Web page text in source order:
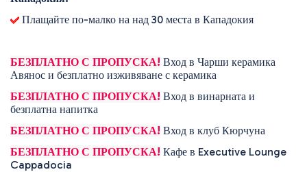
Плащайте по-малко на над 30 места в Кападокия
БЕЗПЛАТНО С ПРОПУСКА! Вход в Чарши керамика
Авянос и безплатно изживяване с керамика
БЕЗПЛАТНО С ПРОПУСКА! Вход в винарната и
безплатна напитка
БЕЗПЛАТНО С ПРОПУСКА! Вход в клуб Кюрчуна
БЕЗПЛАТНО С ПРОПУСКА! Кафе в Executive Lounge
Cappadocia